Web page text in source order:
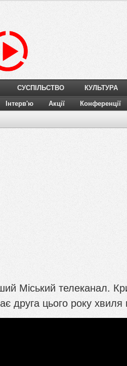
СУСПІЛЬСТВО КУЛЬТУРА
Інтерв'ю Акції Конференції
Міський телеканал.
друга цього року хвиля